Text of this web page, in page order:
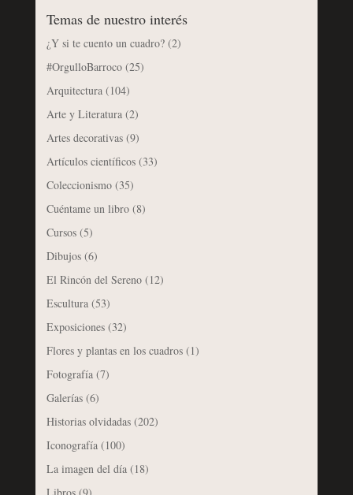
Temas de nuestro interés
¿Y si te cuento un cuadro?(2)
#OrgulloBarroco(25)
Arquitectura(104)
Arte y Literatura(2)
Artes decorativas(9)
Artículos científicos(33)
Coleccionismo(35)
Cuéntame un libro(8)
Cursos(5)
Dibujos(6)
El Rincón del Sereno(12)
Escultura(53)
Exposiciones(32)
Flores y plantas en los cuadros(1)
Fotografía(7)
Galerías(6)
Historias olvidadas(202)
Iconografía(100)
La imagen del día(18)